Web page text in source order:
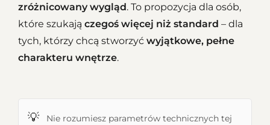
zróżnicowany wygląd. To propozycja dla osób,
które szukają czegoś więcej niż standard – dla
tych, którzy chcą stworzyć wyjątkowe, pełne
charakteru wnętrze.
💡
Nie rozumiesz parametrów technicznych tej